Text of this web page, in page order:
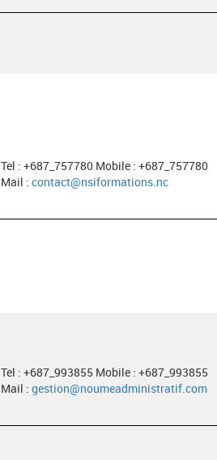
Tel : +687_757780 Mobile : +687_757780
Mail : contact@nsiformations.nc
Tel : +687_993855 Mobile : +687_993855
Mail : gestion@noumeadministratif.com